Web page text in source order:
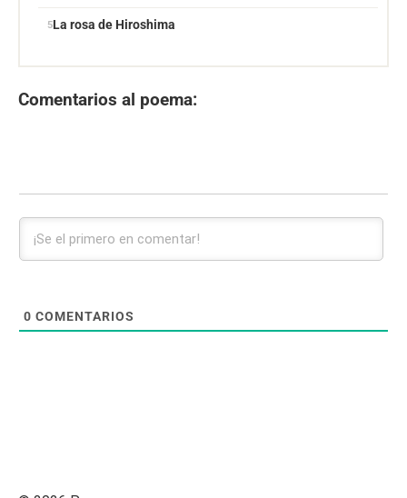
La rosa de Hiroshima
Comentarios al poema:
0 COMENTARIOS